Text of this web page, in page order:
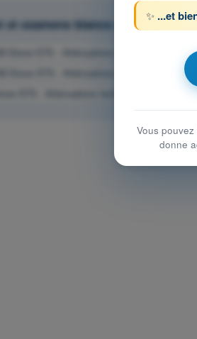
et examens blancs chronométrés
Drone STS - Atténuations technique et
Drone STS - Atténuations technique et
STS - Atténuations technique et
✨ ...et
Vous
donne